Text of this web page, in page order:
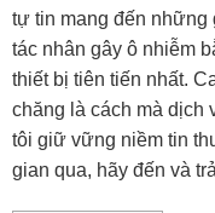
tự tin mang đến những
tác nhân gây ô nhiễm
thiết bị tiên tiến nhất.
chăng là cách mà dịch
tôi giữ vững niềm tin
gian qua, hãy đến và